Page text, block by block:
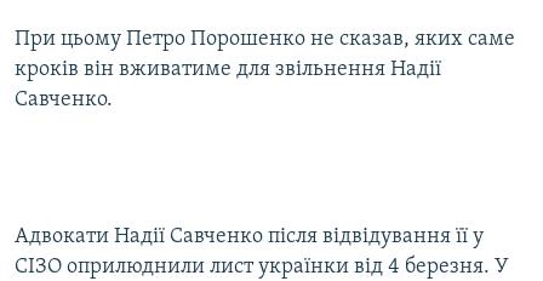
При цьому Петро Порошенко не сказав, яких саме
кроків він вживатиме для звільнення Надії
Савченко.
Адвокати Надії Савченко після відвідування її у
СІЗО оприлюднили лист українки від 4 березня. У